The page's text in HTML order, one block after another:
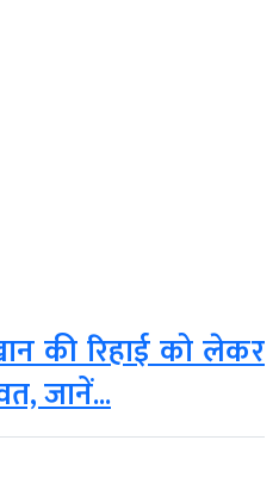
की रिहाई को लेकर
जानें...